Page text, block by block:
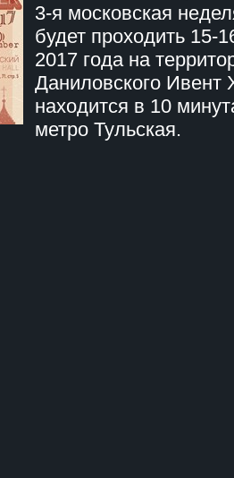
3-я московская
будет проходить 15-
2017 года на
Даниловского Ивент
находится в 10
метро Тульская.